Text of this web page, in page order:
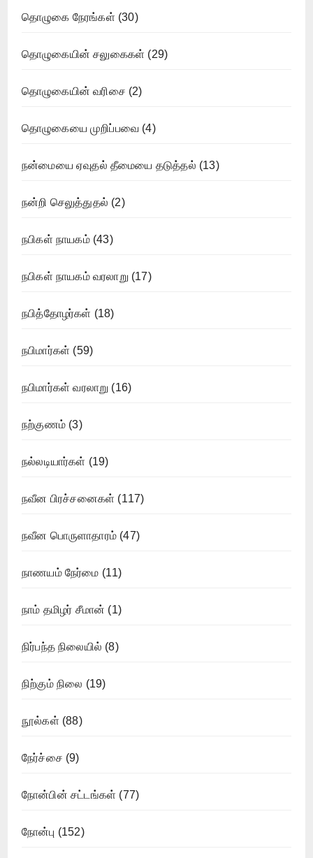
தொழுகை நேரங்கள் (30)
தொழுகையின் சலுகைகள் (29)
தொழுகையின் வரிசை (2)
தொழுகையை முறிப்பவை (4)
நன்மையை ஏவுதல் தீமையை தடுத்தல் (13)
நன்றி செலுத்துதல் (2)
நபிகள் நாயகம்(43)
நபிகள் நாயகம் வரலாறு (17)
நபித்தோழர்கள் (18)
நபிமார்கள் (59)
நபிமார்கள் வரலாறு (16)
நற்குணம் (3)
நல்லடியார்கள் (19)
நவீன பிரச்சனைகள் (117)
நவீன பொருளாதாரம் (47)
நாணயம் நேர்மை (11)
நாம் தமிழர் சீமான் (1)
நிர்பந்த நிலையில் (8)
நிற்கும் நிலை (19)
நூல்கள் (88)
நேர்ச்சை (9)
நோன்பின் சட்டங்கள் (77)
நோன்பு (152)